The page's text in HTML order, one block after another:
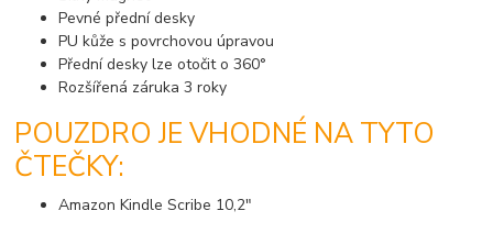
Pevné přední desky
PU kůže s povrchovou úpravou
Přední desky lze otočit o 360°
Rozšířená záruka 3 roky
POUZDRO JE VHODNÉ NA TYTO
ČTEČKY:
Amazon Kindle Scribe 10,2"